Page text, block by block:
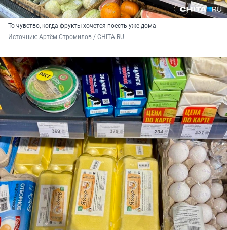
То чувство, когда фрукты хочется поесть уже дома
Источник: Артём Стромилов / CHITA.RU